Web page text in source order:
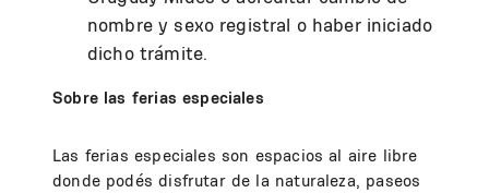
nombre y sexo registral o haber iniciado
dicho trámite.
Sobre las ferias especiales
Las ferias especiales son espacios al aire libre
donde podés disfrutar de la naturaleza, paseos